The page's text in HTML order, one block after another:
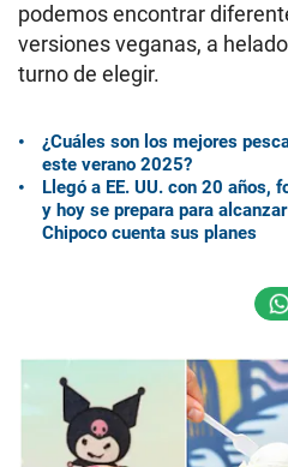
podemos encontrar
versiones veganas, a
turno de elegir.
¿Cuáles son los mejores
este verano 2025?
Llegó a EE. UU. con 20 años,
y hoy se prepara para
Chipoco cuenta sus planes